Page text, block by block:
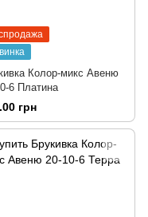
Колор-микс Авеню
6 Платина
грн